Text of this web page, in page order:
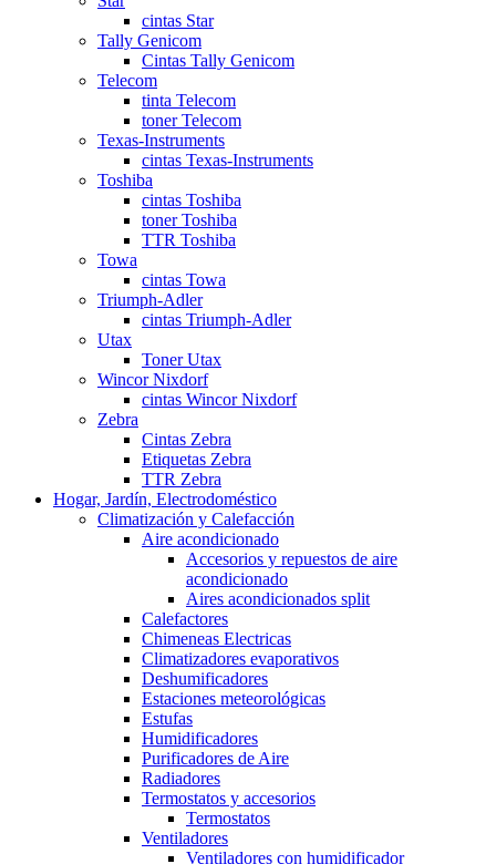
cintas Star
Tally Genicom
Cintas Tally Genicom
Telecom
tinta Telecom
toner Telecom
Texas-Instruments
cintas Texas-Instruments
Toshiba
cintas Toshiba
toner Toshiba
TTR Toshiba
Towa
cintas Towa
Triumph-Adler
cintas Triumph-Adler
Utax
Toner Utax
Wincor Nixdorf
cintas Wincor Nixdorf
Zebra
Cintas Zebra
Etiquetas Zebra
TTR Zebra
Hogar, Jardín, Electrodoméstico
Climatización y Calefacción
Aire acondicionado
Accesorios y repuestos de aire
acondicionado
Aires acondicionados split
Calefactores
Chimeneas Electricas
Climatizadores evaporativos
Deshumificadores
Estaciones meteorológicas
Estufas
Humidificadores
Purificadores de Aire
Radiadores
Termostatos y accesorios
Termostatos
Ventiladores
Ventiladores con humidificador